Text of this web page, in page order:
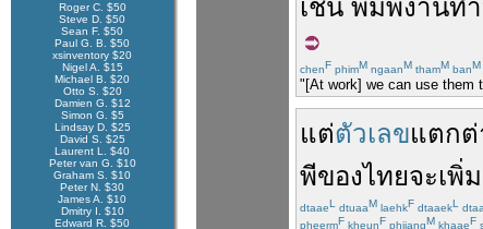
Roger C. $50
Steve D. $50
Sean F. $50
Paul G. B. $50
xsinventory $20
Nigel A. $15
Michael B. $20
Otto S. $20
Damien G. $12
Simon G. $5
Lindsay D. $25
David S. $25
Laurent L. $40
Peter van G. $10
Graham S. $10
Peter N. $30
James A. $10
Dmitry I. $10
Edward R. $50
เช่น พิมพ์งานท
chenF phimM ngaanM thamM banM
"[At work] we can use them
แต่ตัวเลขแตกต่
พีของไทยจะเพิ่
dtaaeL dtuaaM laehkF dtaaekL
pheermF kheunF phiiangM khaaeF